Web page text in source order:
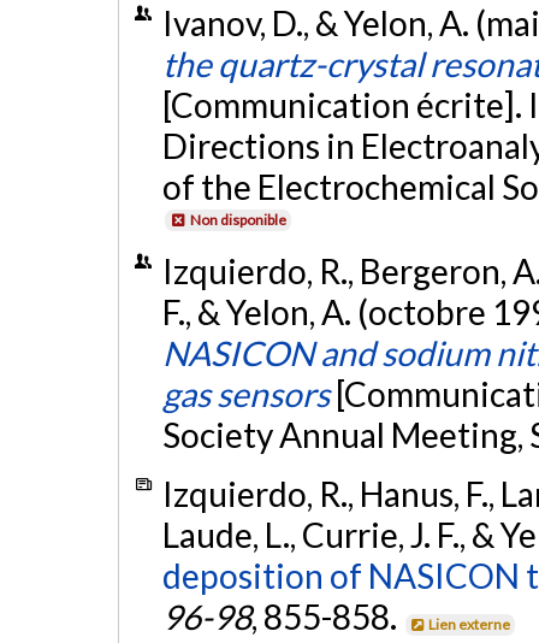
Ivanov, D., & Yelon, A.
the quartz-crystal
[Communication écrite].
Directions in
of the Electrochemical
Non disponible
Izquierdo, R., Bergeron,
F., & Yelon, A. (octobre
NASICON and sodium
gas sensors
Society Annual Meeting,
Izquierdo, R., Hanus, F.,
Laude, L., Currie, J. F., &
deposition of NASICON
96-98, 855-858. Lien externe